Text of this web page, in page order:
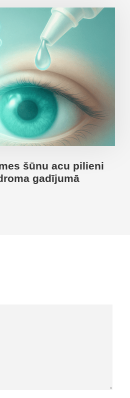
šūnu acu pilieni
gadījumā